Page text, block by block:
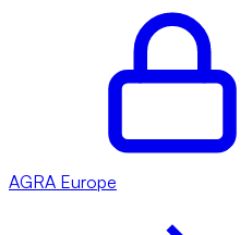
AGRA Europe